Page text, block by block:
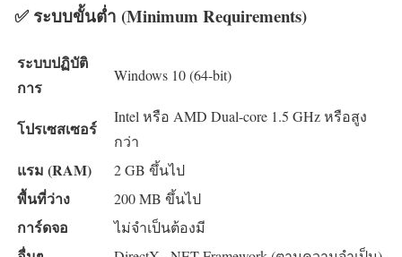
✅ ระบบขั้นต่ำ (Minimum Requirements)
ระบบปฏิบัติ
การ
Windows 10 (64-bit)
โปรเซสเซอร์
Intel หรือ AMD Dual-core 1.5 GHz หรือสูง
กว่า
แรม (RAM) 2 GB ขึ้นไป
พื้นที่ว่าง 200 MB ขึ้นไป
การ์ดจอ ไม่จำเป็นต้องมี